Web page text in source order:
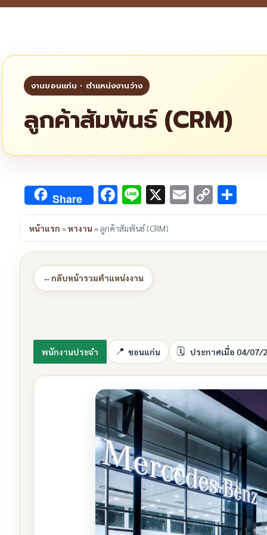
ลูกค้าสัมพันธ์ (CRM)
Share Facebook
Line
X Email
Copy
Link
หน้าแรก »หางาน »ลูกค้าสัมพันธ์ (CRM)
←กลับหน้ารวมตำแหน่งงาน
พนักงานประจำ ขอนแก่น ประกาศเมื่อ 04/07/